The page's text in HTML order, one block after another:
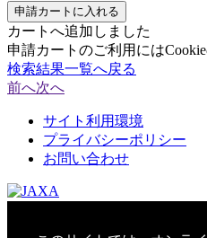
申請カートに入れる
カートへ追加しました
申請カートのご利用には
検索結果一覧へ戻る
前へ次へ
サイト利用環境
プライバシーポリシー
お問い合わせ